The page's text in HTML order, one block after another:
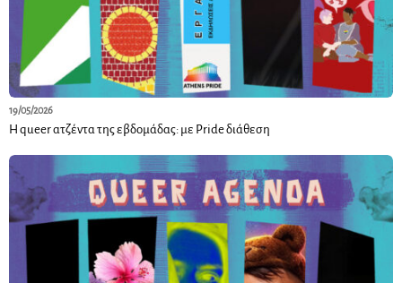
19/05/2026
Η queer ατζέντα της εβδομάδας: με Pride διάθεση